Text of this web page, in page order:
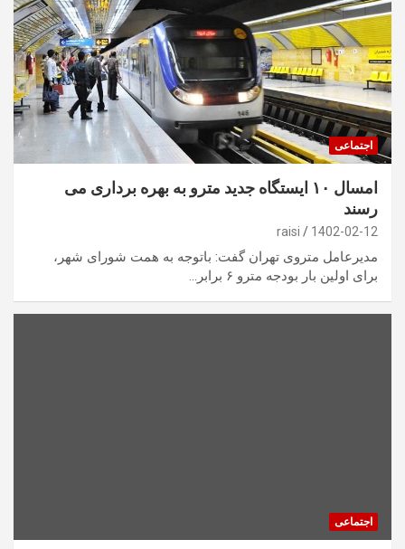
اجتماعی
امسال ۱۰ ایستگاه جدید مترو به بهره برداری می
رسند
1402-02-12
raisi
مدیرعامل متروی تهران گفت: باتوجه به همت شورای شهر،
برای اولین بار بودجه مترو ۶ برابر…
اجتماعی